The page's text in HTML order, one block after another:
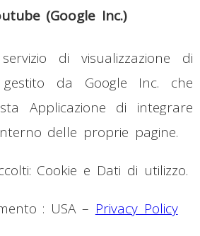
(Google Inc.)
di visualizzazione di
da Google Inc. che
Applicazione di integrare
delle proprie pagine.
Cookie e Dati di utilizzo.
: USA – Privacy Policy